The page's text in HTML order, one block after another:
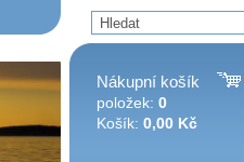
Nákupní košík
položek: 0
Košík: 0,00 Kč